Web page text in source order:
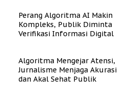
Perang Algoritma AI Makin
Kompleks, Publik Diminta
Verifikasi Informasi Digital
Algoritma Mengejar Atensi,
Jurnalisme Menjaga Akurasi
dan Akal Sehat Publik